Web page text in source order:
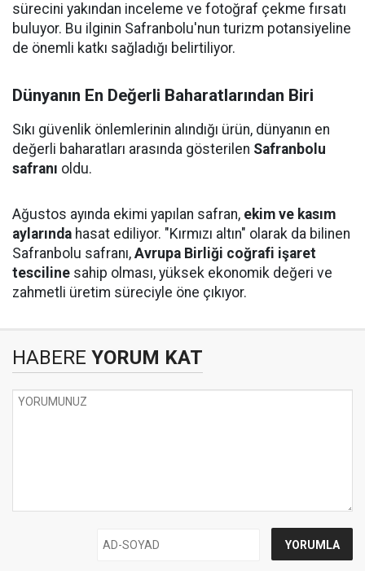
sürecini yakından inceleme ve fotoğraf çekme fırsatı
buluyor. Bu ilginin Safranbolu'nun turizm potansiyeline
de önemli katkı sağladığı belirtiliyor.
Dünyanın En Değerli Baharatlarından Biri
Sıkı güvenlik önlemlerinin alındığı ürün, dünyanın en
değerli baharatları arasında gösterilen Safranbolu
safranı oldu.
Ağustos ayında ekimi yapılan safran, ekim ve kasım
aylarında hasat ediliyor. "Kırmızı altın" olarak da bilinen
Safranbolu safranı, Avrupa Birliği coğrafi işaret
tesciline sahip olması, yüksek ekonomik değeri ve
zahmetli üretim süreciyle öne çıkıyor.
HABERE YORUM KAT